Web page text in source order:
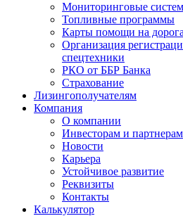
Мониторинговые
Топливные программы
Карты помощи на
Организация
спецтехники
РКО от ББР Банка
Страхование
Лизингополучателям
Компания
О компании
Инвесторам и партнерам
Новости
Карьера
Устойчивое развитие
Реквизиты
Контакты
Калькулятор